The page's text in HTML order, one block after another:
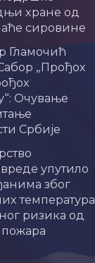
хране од
сировине
Гламочић
„Прођох
Очување
Србије
упутило
због
температура
ризика од